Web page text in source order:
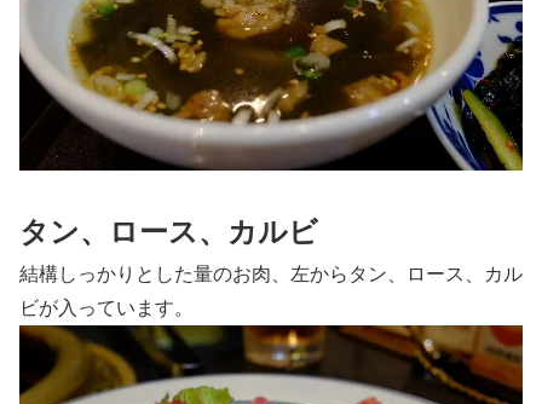
タン、ロース、カルビ
結構しっかりとした量のお肉、左からタン、ロース、カル
ビが入っています。